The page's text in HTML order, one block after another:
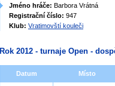
Jméno hráče: Barbora Vrátná
Registrační číslo: 947
Klub: Vratimovští kouleči
Rok 2012 - turnaje Open -
Datum Místo